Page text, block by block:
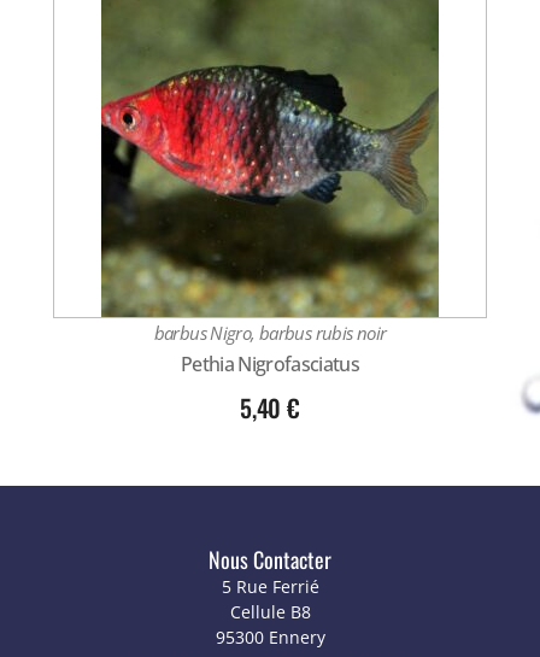
barbus Nigro, barbus rubis noir
Pethia Nigrofasciatus
5,40€
Nous Contacter
5 Rue Ferrié
Cellule B8
95300 Ennery